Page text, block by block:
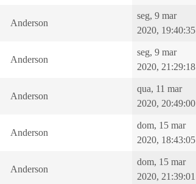
Anderson
seg, 9 mar
2020, 19:40:35
Anderson
seg, 9 mar
2020, 21:29:18
Anderson
qua, 11 mar
2020, 20:49:00
Anderson
dom, 15 mar
2020, 18:43:05
Anderson
dom, 15 mar
2020, 21:39:01